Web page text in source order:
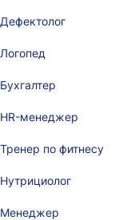
Дефектолог
Логопед
Бухгалтер
HR-менеджер
Тренер по фитнесу
Нутрициолог
Менеджер